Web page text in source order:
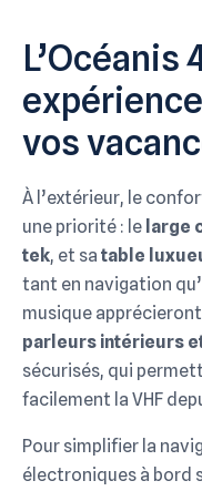
L’Océanis
vos
À l’extérieur, le
une priorité : le large
tek, et sa table
tant en navigation
musique apprécieront
parleurs intérieurs
sécurisés, qui
facilement la VHF
Pour simplifier la
électroniques à bord